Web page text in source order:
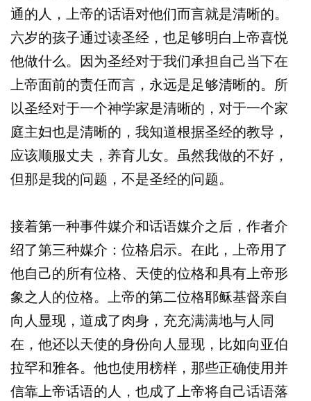
通的人，上帝的话语对他们而言就是清晰的。
六岁的孩子通过读圣经，也足够明白上帝喜悦
他做什么。因为圣经对于我们承担自己当下在
上帝面前的责任而言，永远是足够清晰的。所
以圣经对于一个神学家是清晰的，对于一个家
庭主妇也是清晰的，我知道根据圣经的教导，
应该顺服丈夫，养育儿女。虽然我做的不好，
但那是我的问题，不是圣经的问题。
接着第一种事件媒介和话语媒介之后，作者介
绍了第三种媒介：位格启示。在此，上帝用了
他自己的所有位格、天使的位格和具有上帝形
象之人的位格。上帝的第二位格耶稣基督亲自
向人显现，道成了肉身，充充满满地与人同
在，他还以天使的身份向人显现，比如向亚伯
拉罕和雅各。他也使用榜样，那些正确使用并
信靠上帝话语的人，也成了上帝将自己话语落